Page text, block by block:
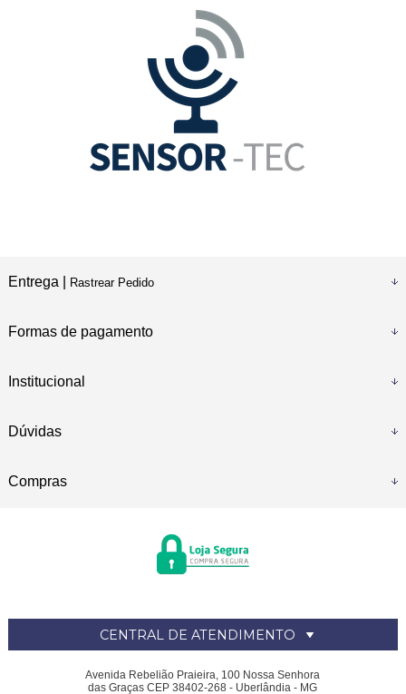
Entrega | Rastrear Pedido
Formas de pagamento
Institucional
Dúvidas
Compras
CENTRAL DE ATENDIMENTO
Avenida Rebelião Praieira, 100 Nossa Senhora
das Graças CEP 38402-268 - Uberlândia - MG